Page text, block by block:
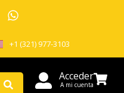
+1 (321) 977-3103
Acceder
A mi cuenta